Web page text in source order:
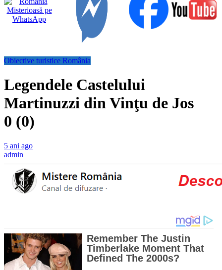
Obiective turistice România
Legendele Castelului
Martinuzzi din Vinţu de Jos
0 (0)
5 ani ago
admin